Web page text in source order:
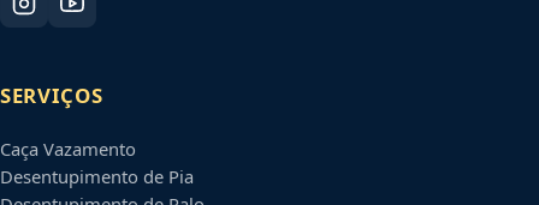
SERVIÇOS
Caça Vazamento
Desentupimento de Pia